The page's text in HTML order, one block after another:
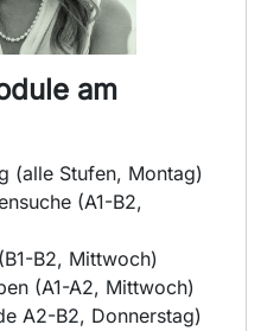
am
(alle Stufen, Montag)
(A1-B2,
B2, Mittwoch)
(A1-A2, Mittwoch)
A2-B2, Donnerstag)